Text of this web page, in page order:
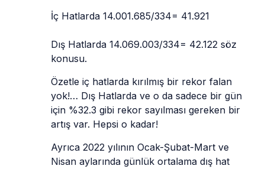
İç Hatlarda 14.001.685/334= 41.921
Dış Hatlarda 14.069.003/334= 42.122 söz
konusu.
Özetle iç hatlarda kırılmış bir rekor falan
yok!… Dış Hatlarda ve o da sadece bir gün
için %32.3 gibi rekor sayılması gereken bir
artış var. Hepsi o kadar!
Ayrıca 2022 yılının Ocak-Şubat-Mart ve
Nisan aylarında günlük ortalama dış hat